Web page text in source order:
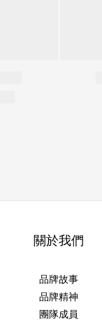
關於我們
品牌故事
品牌精神
團隊成員